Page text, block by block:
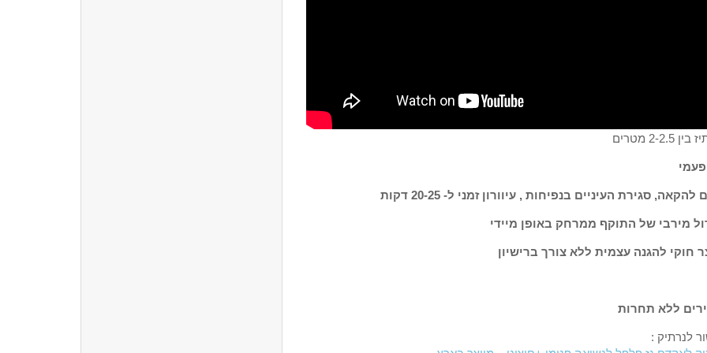
2-2.5 מטרים
להקאה, סגירת העיניים בנפיחות , עיוורון זמני ל- 20-25 דקות
מירבי של התוקף ממרחק באופן מיידי
חוקי להגנה עצמית ללא צורך ברישיון
ללא תחרות
לנרתיק :